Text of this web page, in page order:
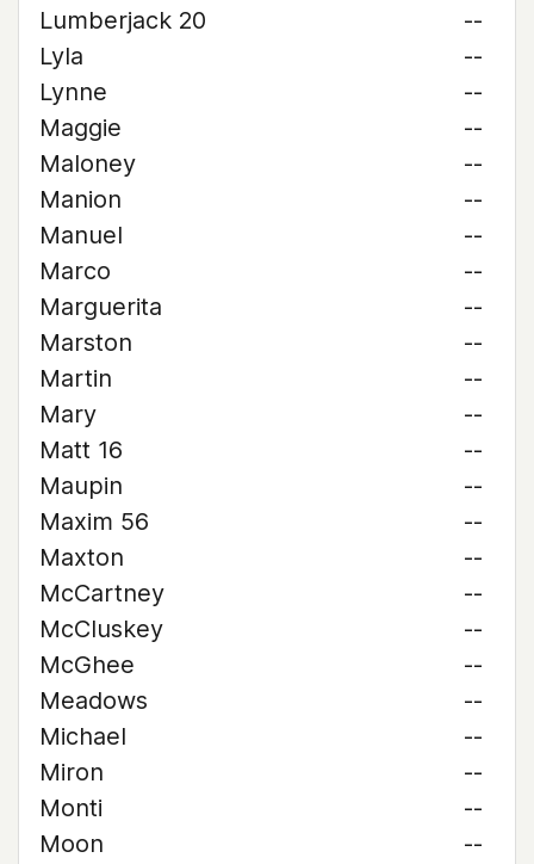
Lumberjack 20
--
Lyla
--
Lynne
--
Maggie
--
Maloney
--
Manion
--
Manuel
--
Marco
--
Marguerita
--
Marston
--
Martin
--
Mary
--
Matt 16
--
Maupin
--
Maxim 56
--
Maxton
--
McCartney
--
McCluskey
--
McGhee
--
Meadows
--
Michael
--
Miron
--
Monti
--
Moon
--